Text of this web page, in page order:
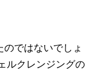
ではないでしょ
ルクレンジングの